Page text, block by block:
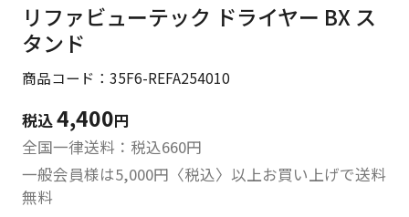
リファビューテック ドライヤー BX ス
タンド
商品コード：35F6-REFA254010
税込4,400円
全国一律送料：税込660円
一般会員様は5,000円〈税込〉以上お買い上げで送料
無料